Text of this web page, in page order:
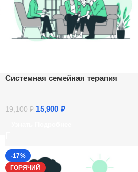
Системная семейная терапия
19,100₽ 15,900 ₽
-17%
ГОРЯЧИЙ